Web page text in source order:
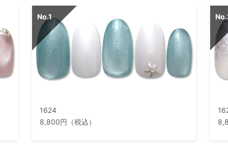
1624
8,800円（税込）